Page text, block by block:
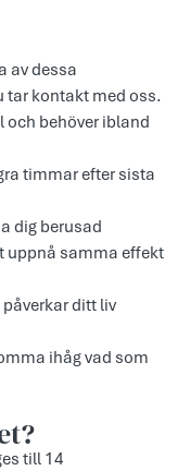
av dessa
tar kontakt med oss.
och behöver ibland
timmar efter sista
dig berusad
uppnå samma effekt
ditt liv
ihåg vad som
till 14